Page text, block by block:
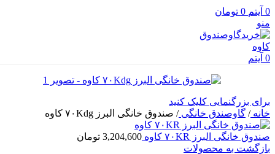
0 آیتم 0 تومان
منو
0 آیتم
برای بزرگنمایی کلیک کنید
خانه/ گاوصندق خانگی/ صندوق خانگی البرز ۷۰Kdg کاوه
صندوق خانگی البرز ۷۰KR کاوه 3,204,600 تومان
بازگشت به محصولات